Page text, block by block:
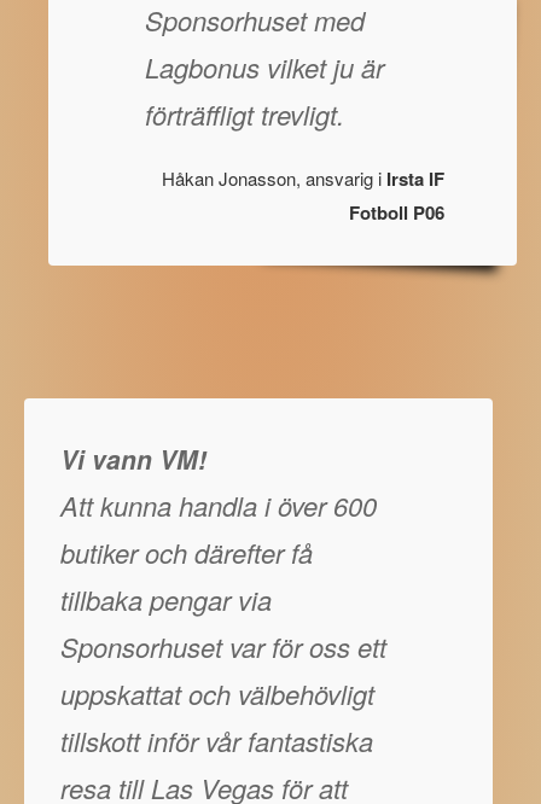
Sponsorhuset med
Lagbonus vilket ju är
förträffligt trevligt.
Håkan Jonasson, ansvarig i Irsta IF
Fotboll P06
Vi vann VM!
Att kunna handla i över 600
butiker och därefter få
tillbaka pengar via
Sponsorhuset var för oss ett
uppskattat och välbehövligt
tillskott inför vår fantastiska
resa till Las Vegas för att